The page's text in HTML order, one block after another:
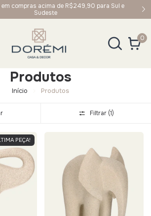
5% OFF na primeira compra usando o cupom:
BEMVINDO
0
Produtos
Início Produtos
Filtrar (1)
PEÇA!